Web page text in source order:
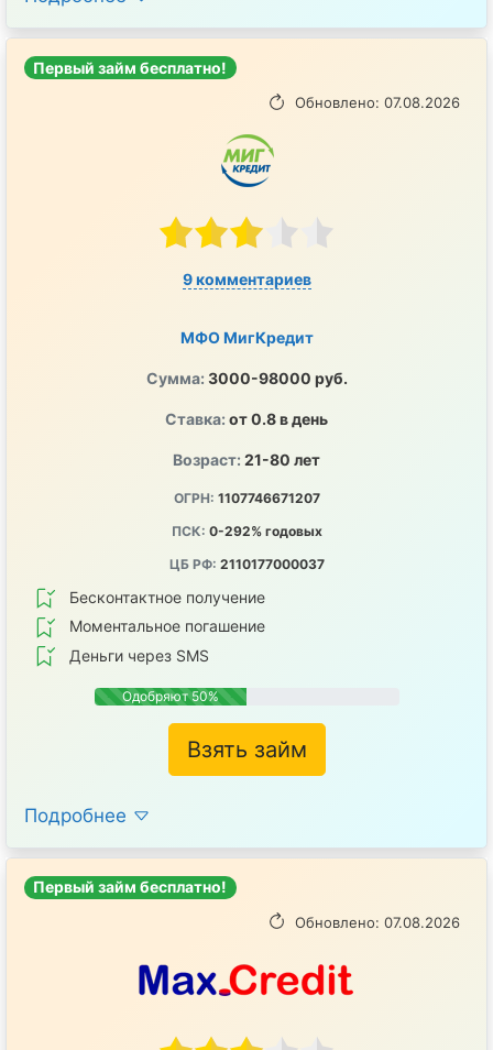
Первый займ бесплатно!
Обновлено: 07.08.2026
9 комментариев
МФО МигКредит
Сумма: 3000-98000 руб.
Ставка: от 0.8 в день
Возраст: 21-80 лет
ОГРН: 1107746671207
ПСК: 0-292% годовых
ЦБ РФ: 2110177000037
Бесконтактное получение
Mоментальное погашение
Деньги через SMS
Одобряют 50%
Взять займ
Подробнее
Первый займ бесплатно!
Обновлено: 07.08.2026